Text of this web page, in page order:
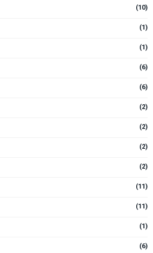
(10)
(1)
(1)
(6)
(6)
(2)
(2)
(2)
(2)
(11)
(11)
(1)
(6)